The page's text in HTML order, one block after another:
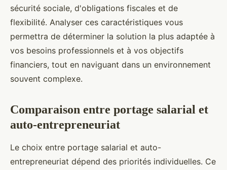
sécurité sociale, d'obligations fiscales et de
flexibilité. Analyser ces caractéristiques vous
permettra de déterminer la solution la plus adaptée à
vos besoins professionnels et à vos objectifs
financiers, tout en naviguant dans un environnement
souvent complexe.
Comparaison entre portage salarial et
auto-entrepreneuriat
Le choix entre portage salarial et auto-
entrepreneuriat dépend des priorités individuelles. Ce